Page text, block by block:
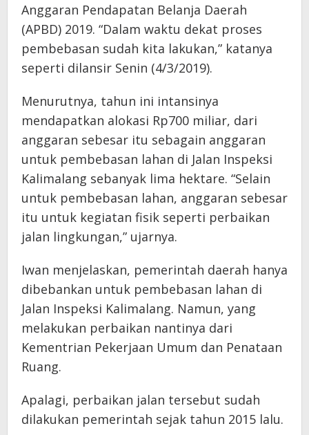
Anggaran Pendapatan Belanja Daerah
(APBD) 2019. “Dalam waktu dekat proses
pembebasan sudah kita lakukan,” katanya
seperti dilansir Senin (4/3/2019).
Menurutnya, tahun ini intansinya
mendapatkan alokasi Rp700 miliar, dari
anggaran sebesar itu sebagain anggaran
untuk pembebasan lahan di Jalan Inspeksi
Kalimalang sebanyak lima hektare. “Selain
untuk pembebasan lahan, anggaran sebesar
itu untuk kegiatan fisik seperti perbaikan
jalan lingkungan,” ujarnya.
Iwan menjelaskan, pemerintah daerah hanya
dibebankan untuk pembebasan lahan di
Jalan Inspeksi Kalimalang. Namun, yang
melakukan perbaikan nantinya dari
Kementrian Pekerjaan Umum dan Penataan
Ruang.
Apalagi, perbaikan jalan tersebut sudah
dilakukan pemerintah sejak tahun 2015 lalu.